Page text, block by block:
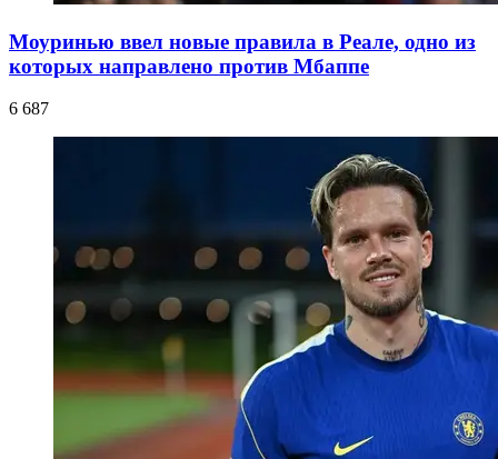
Моуринью ввел новые правила в Реале, одно из
которых направлено против Мбаппе
6 687